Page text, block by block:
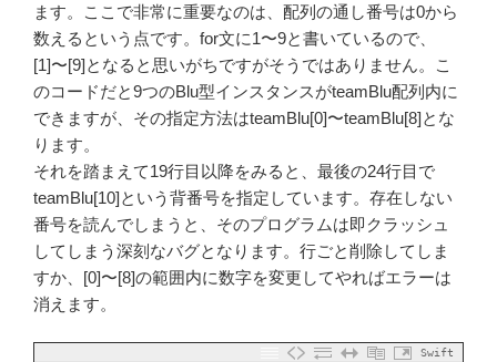
ます。ここで非常に重要なのは、配列の通し番号は0から
数えるという点です。for文に1〜9と書いているので、
[1]〜[9]となると思いがちですがそうではありません。こ
のコードだと9つのBlu型インスタンスがteamBlu配列内に
できますが、その指定方法はteamBlu[0]〜teamBlu[8]とな
ります。
それを踏まえて19行目以降をみると、最後の24行目で
teamBlu[10]という背番号を指定しています。存在しない
番号を読んでしまうと、そのプログラムは即クラッシュ
してしまう深刻なバグとなります。行ごと削除してしま
すか、[0]〜[8]の範囲内に数字を変更してやればエラーは
消えます。
Swift